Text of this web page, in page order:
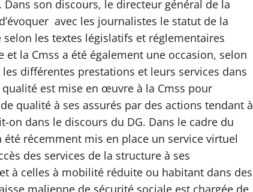
son discours, le directeur général de la
avec les journalistes le statut de la
les textes législatifs et réglementaires
la Cmss a été également une occasion, selon
différentes prestations et leurs services dans
est mise en œuvre à la Cmss pour
qualité à ses assurés par des actions tendant à
dans le discours du DG. Dans le cadre du
récemment mis en place un service virtuel
des services de la structure à ses
à celles à mobilité réduite ou habitant dans des